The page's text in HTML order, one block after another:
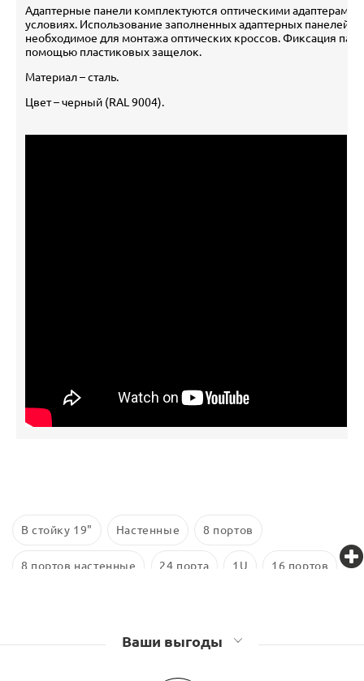
Адаптерные панели комплектуются оптическими адаптерами,
условиях. Использование заполненных адаптерных панелей
необходимое для монтажа оптических кроссов. Фиксация
помощью пластиковых защелок.
Материал – cталь.
Цвет – черный (RAL 9004).
В стойку 19" Настенные 8 портов
8 портов настенные 24 порта 1U 16 портов
Ваши выгоды